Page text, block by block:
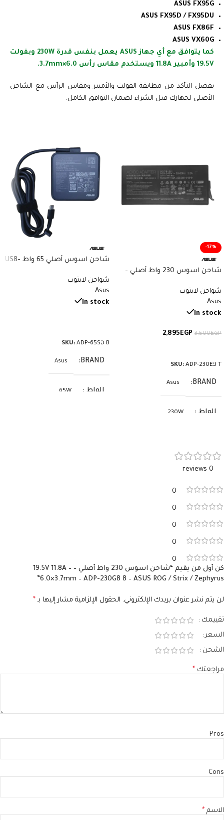
ASUS FX95G
ASUS FX95D / FX95DU
ASUS FX86F
ASUS VX60G
كما يتوافق مع أي جهاز ASUS يعمل بنفس قدرة 230W وبفولت
19.5V وأمبير 11.8A ويستخدم مقاس رأس 6.0×3.7mm.
يفضل التأكد من مطابقة الفولت والأمبير ومقاس الرأس مع الشاحن
الأصلي لجهازك قبل الشراء لضمان التوافق الكامل.
-17%
شاحن اسوس 230 واط أصلي –
230EB T – ASUS ROG / Strix /
Zephyrus
شواحن لابتوب
Asus
In stock
3,500EGP
2,895EGP
SKU: ADP-230EB T
BRAND
Asus
الواط 230W
الأمبير
شاحن اسوس أصلي 65 واط USB-
ZenBook ExpertBook
Chromebook – Original Asus
شواحن لابتوب
Asus
In stock
SKU: ADP-65SD B
BRAND
Asus
الواط 65W
0 reviews
0
0
0
0
0
كن أول من يقيم “شاحن اسوس 230 واط أصلي – 19.5V 11.8A –
6.0×3.7mm – ADP-230GB B – ASUS ROG / Strix / Zephyrus”
لن يتم نشر عنوان بريدك الإلكتروني. الحقول الإلزامية مشار إليها بـ *
تقييمك
السعر
الشحن
مراجعتك *
Pros
Cons
الاسم *